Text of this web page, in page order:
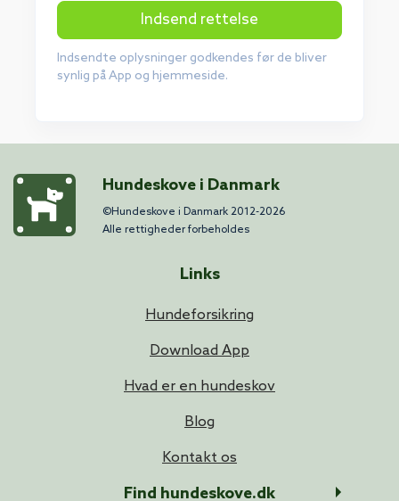
Indsend rettelse
Indsendte oplysninger godkendes før de bliver
synlig på App og hjemmeside.
Hundeskove i Danmark
©Hundeskove i Danmark 2012-2026
Alle rettigheder forbeholdes
Links
Hundeforsikring
Download App
Hvad er en hundeskov
Blog
Kontakt os
Find hundeskove.dk